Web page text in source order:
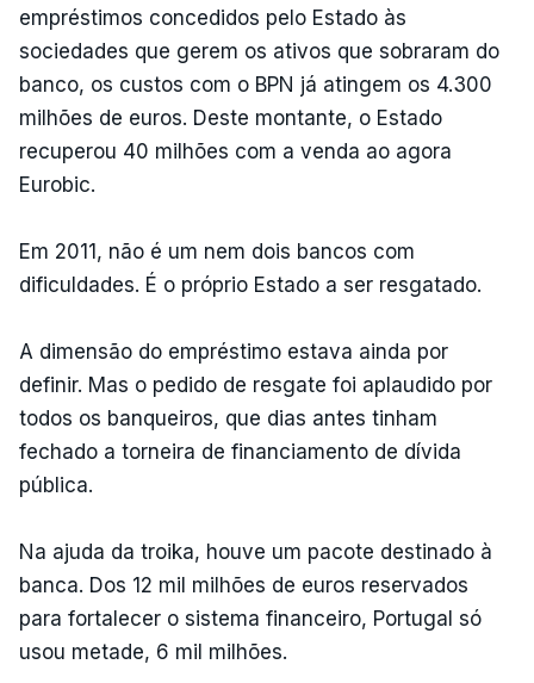
empréstimos concedidos pelo Estado às
sociedades que gerem os ativos que sobraram do
banco, os custos com o BPN já atingem os 4.300
milhões de euros. Deste montante, o Estado
recuperou 40 milhões com a venda ao agora
Eurobic.
Em 2011, não é um nem dois bancos com
dificuldades. É o próprio Estado a ser resgatado.
A dimensão do empréstimo estava ainda por
definir. Mas o pedido de resgate foi aplaudido por
todos os banqueiros, que dias antes tinham
fechado a torneira de financiamento de dívida
pública.
Na ajuda da troika, houve um pacote destinado à
banca. Dos 12 mil milhões de euros reservados
para fortalecer o sistema financeiro, Portugal só
usou metade, 6 mil milhões.